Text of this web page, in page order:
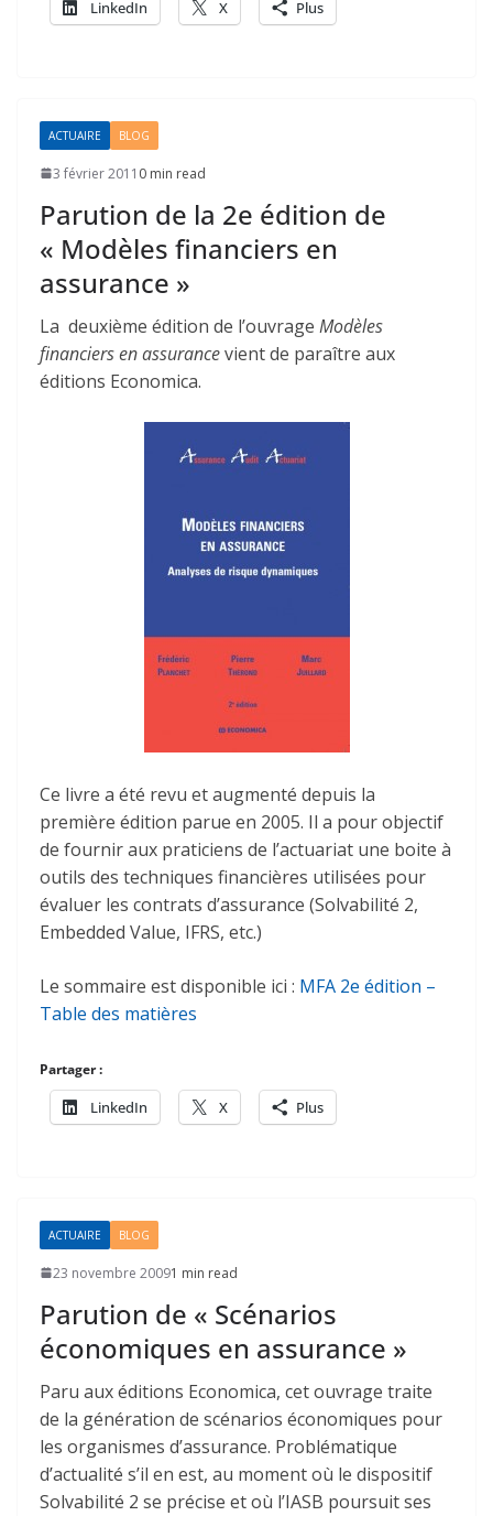
LinkedIn X Plus
ACTUAIRE BLOG
3 février 2011 0 min read
Parution de la 2e édition de
« Modèles financiers en
assurance »
La deuxième édition de l’ouvrage Modèles
financiers en assurancevient de paraître aux
éditions Economica.
Ce livre a été revu et augmenté depuis la
première édition parue en 2005. Il a pour objectif
de fournir aux praticiens de l’actuariat une boite à
outils des techniques financières utilisées pour
évaluer les contrats d’assurance (Solvabilité 2,
Embedded Value, IFRS, etc.)
Le sommaire est disponible ici : MFA 2e édition –
Table des matières
Partager :
LinkedIn X Plus
ACTUAIRE BLOG
23 novembre 20091 min read
Parution de « Scénarios
économiques en assurance »
Paru aux éditions Economica, cet ouvrage traite
de la génération de scénarios économiques pour
les organismes d’assurance. Problématique
d’actualité s’il en est, au moment où le dispositif
Solvabilité 2 se précise et où l’IASB poursuit ses